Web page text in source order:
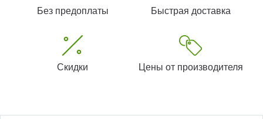
Без предоплаты Быстрая доставка
Скидки Цены от производителя